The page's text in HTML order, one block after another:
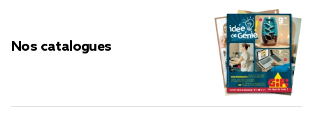
Nos catalogues